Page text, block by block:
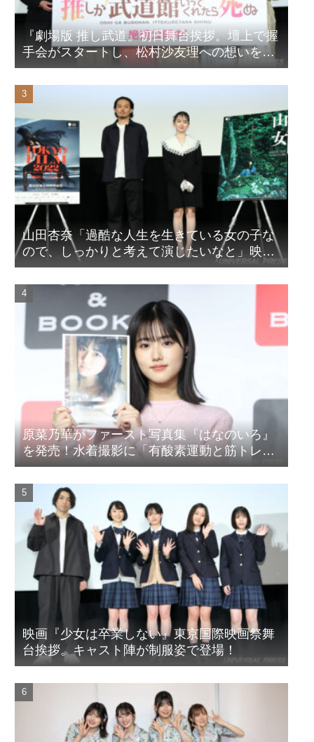
『劇場版 推し武道』初日舞台挨拶。壇上で握
手会がスタートし、松村沙友理への想いをア
ピール！？
山田杏奈「過酷な人生を生きている女の子な
ので、しっかりと考えて演じたいなと」映画
『山女』東京国際映画祭Q&A
原菜乃華がファースト写真集『はなのいろ』
を発売！水着撮影に「有酸素運動と筋トレを
頑張りました」
映画『少女は卒業しない』東京国際映画祭舞
台挨拶。キャスト陣が制服姿で登場！